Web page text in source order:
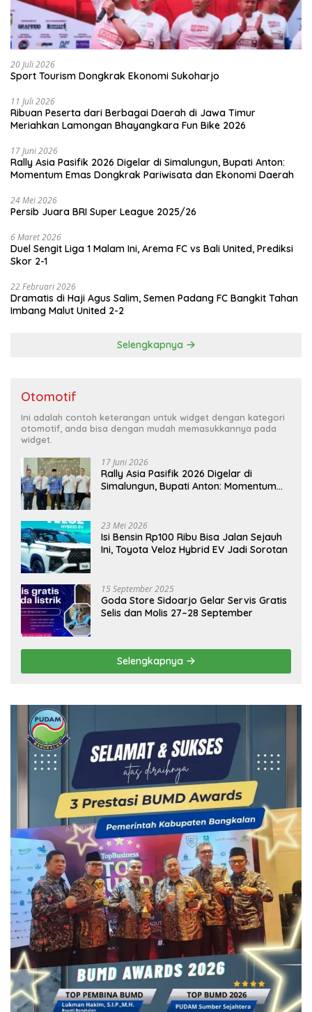
20 Juli 2026
Sport Tourism Dongkrak Ekonomi Sukoharjo
11 Juli 2026
Ribuan Peserta dari Berbagai Daerah di Jawa Timur
Meriahkan Lamongan Bhayangkara Fun Bike 2026
17 Juni 2026
Rally Asia Pasifik 2026 Digelar di Simalungun, Bupati Anton:
Momentum Emas Dongkrak Pariwisata dan Ekonomi Daerah
24 Mei 2026
Persib Juara BRI Super League 2025/26
6 Maret 2026
Duel Sengit Liga 1 Malam Ini, Arema FC vs Bali United, Prediksi
Skor 2-1
22 Februari 2026
Dramatis di Haji Agus Salim, Semen Padang FC Bangkit Tahan
Imbang Malut United 2-2
Selengkapnya
Otomotif
Ini adalah contoh keterangan untuk widget dengan kategori
otomotif, anda bisa dengan mudah memasukkannya pada
widget.
17 Juni 2026
Rally Asia Pasifik 2026 Digelar di
Simalungun, Bupati Anton: Momentum
23 Mei 2026
Isi Bensin Rp100 Ribu Bisa Jalan Sejauh
Ini, Toyota Veloz Hybrid EV Jadi Sorotan
15 September 2025
Goda Store Sidoarjo Gelar Servis Gratis
Selis dan Molis 27–28 September
Selengkapnya